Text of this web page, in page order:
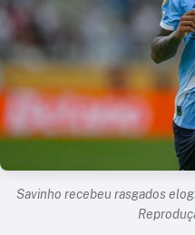
Savinho recebeu rasgados